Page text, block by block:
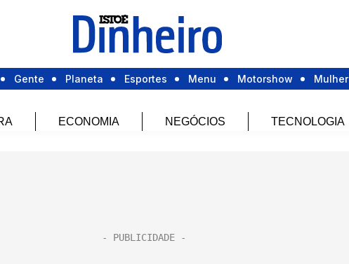
Gente Planeta Esportes Menu Motorshow Mulher
ECONOMIA NEGÓCIOS TECNOLOGIA